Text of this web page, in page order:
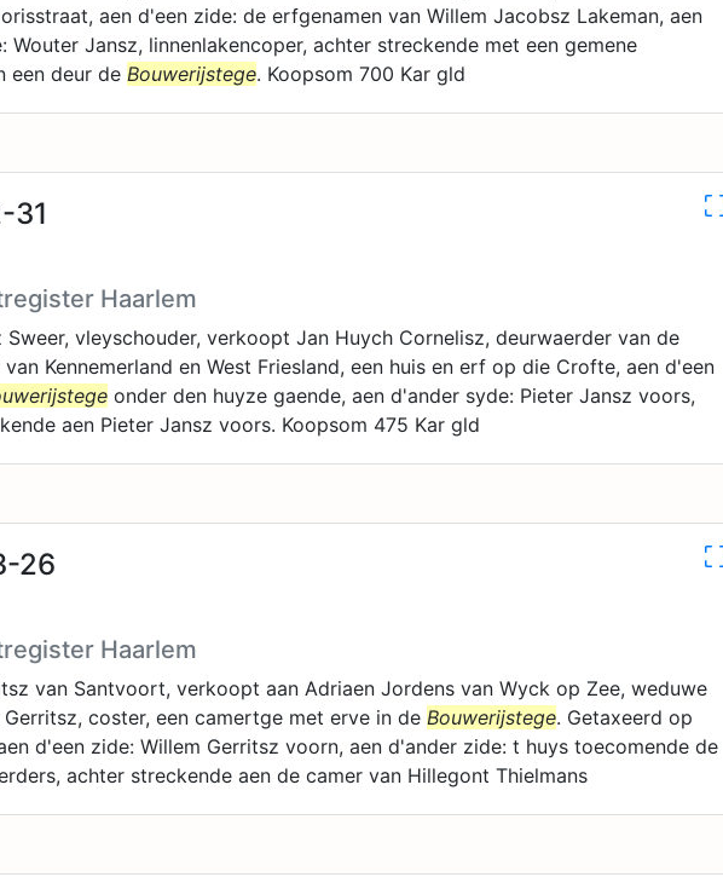
aen d'een zide: de erfgenamen van Willem Jacobsz Lakeman, aen
Wouter Jansz, linnenlakencoper, achter streckende met een gemene
een deur de Bouwerijstege. Koopsom 700 Kar gld
31
Haarlem
Sweer, vleyschouder, verkoopt Jan Huych Cornelisz, deurwaerder van de
Kennemerland en West Friesland, een huis en erf op die Crofte, aen d'een
onder den huyze gaende, aen d'ander syde: Pieter Jansz voors,
aen Pieter Jansz voors. Koopsom 475 Kar gld
26
Haarlem
van Santvoort, verkoopt aan Adriaen Jordens van Wyck op Zee, weduwe
coster, een camertge met erve in de Bouwerijstege. Getaxeerd op
d'een zide: Willem Gerritsz voorn, aen d'ander zide: t huys toecomende de
achter streckende aen de camer van Hillegont Thielmans